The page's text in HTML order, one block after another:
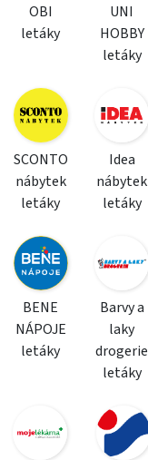
OBI
letáky
UNI
HOBBY
letáky
SCONTO
nábytek
letáky
Idea
nábytek
letáky
BENE
NÁPOJE
letáky
Barvy a
laky
drogerie
letáky